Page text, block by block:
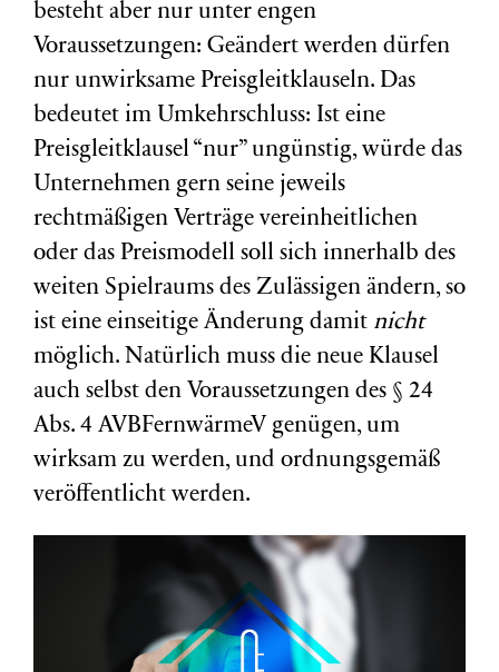
besteht aber nur unter engen
Voraussetzungen: Geändert werden dürfen
nur unwirksame Preisgleitklauseln. Das
bedeutet im Umkehrschluss: Ist eine
Preisgleitklausel “nur” ungünstig, würde das
Unternehmen gern seine jeweils
rechtmäßigen Verträge vereinheitlichen
oder das Preismodell soll sich innerhalb des
weiten Spielraums des Zulässigen ändern, so
ist eine einseitige Änderung damit nicht
möglich. Natürlich muss die neue Klausel
auch selbst den Voraussetzungen des § 24
Abs. 4 AVBFernwärmeV genügen, um
wirksam zu werden, und ordnungsgemäß
veröffentlicht werden.